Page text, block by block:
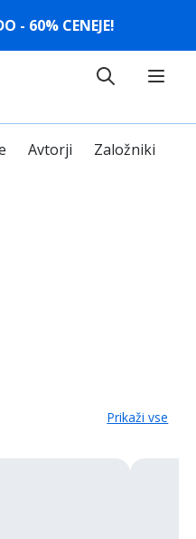
- 60% CENEJE!
Avtorji Založniki
Prikaži vse